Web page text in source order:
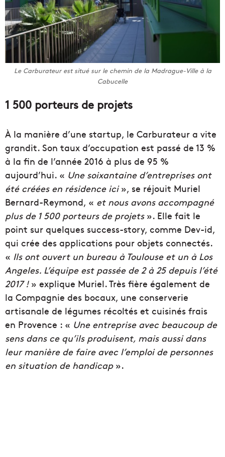
Le Carburateur est situé sur le chemin de la Madrague-Ville à la
Cabucelle
1 500 porteurs de projets
À la manière d’une startup, le Carburateur a vite
grandit. Son taux d’occupation est passé de 13 %
à la fin de l’année 2016 à plus de 95 %
aujourd’hui. « Une soixantaine d’entreprises ont
été créées en résidence ici», se réjouit Muriel
Bernard-Reymond, « et nous avons accompagné
plus de 1 500 porteurs de projets». Elle fait le
point sur quelques success-story, comme Dev-id,
qui crée des applications pour objets connectés.
« Ils ont ouvert un bureau à Toulouse et un à Los
Angeles. L’équipe est passée de 2 à 25 depuis l’été
2017 !» explique Muriel. Très fière également de
la Compagnie des bocaux, une conserverie
artisanale de légumes récoltés et cuisinés frais
en Provence : « Une entreprise avec beaucoup de
sens dans ce qu’ils produisent, mais aussi dans
leur manière de faire avec l’emploi de personnes
en situation de handicap».